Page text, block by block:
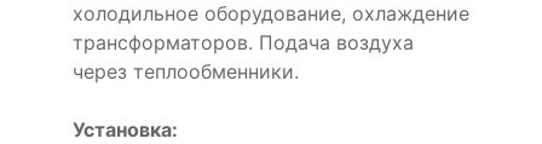
холодильное оборудование, охлаждение
трансформаторов. Подача воздуха
через теплообменники.
Установка: